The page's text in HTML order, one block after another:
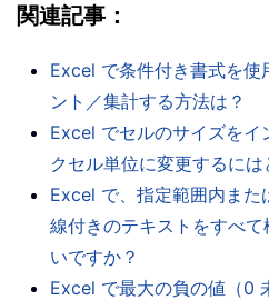
関連記事：
Excel で条件付き書式を使
ント／集計する方法は？
Excel でセルのサイズを
クセル単位に変更するに
Excel で、指定範囲内また
線付きのテキストをすべ
いですか？
Excel で最大の負の値（0